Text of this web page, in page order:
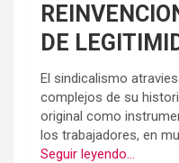
DE
El sindicalismo
complejos de su
original como
los trabajadores, en
Seguir leyendo...